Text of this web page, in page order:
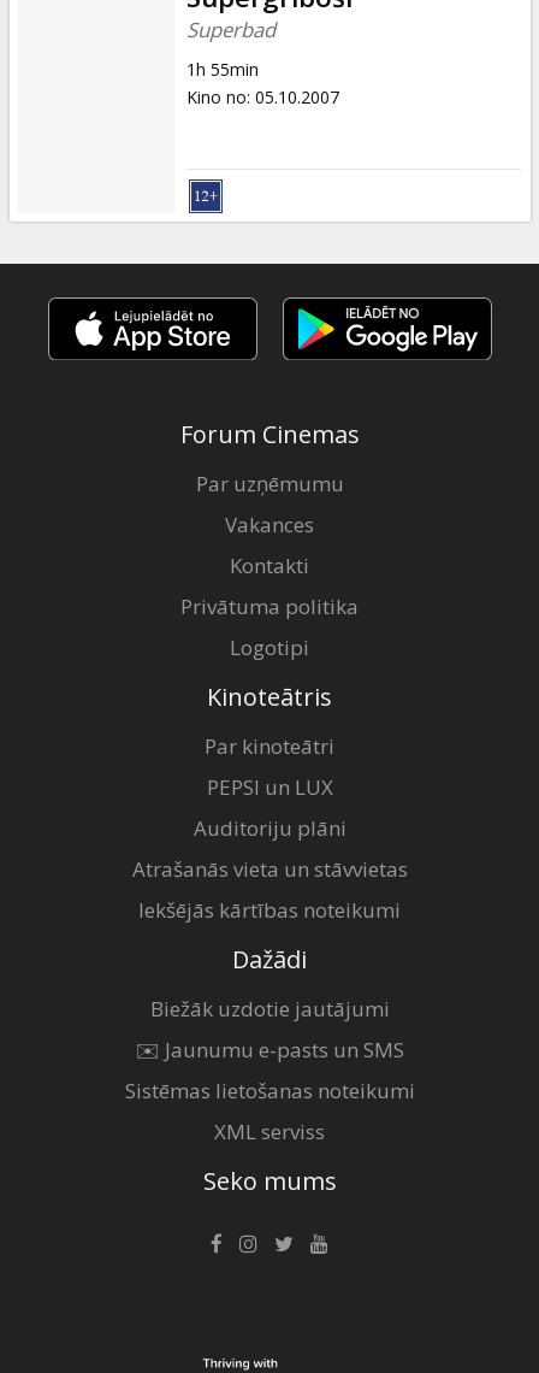
Superbad
1h 55min
Kino no: 05.10.2007
Forum Cinemas
Par uzņēmumu
Vakances
Kontakti
Privātuma politika
Logotipi
Kinoteātris
Par kinoteātri
PEPSI un LUX
Auditoriju plāni
Atrašanās vieta un stāvvietas
Iekšējās kārtības noteikumi
Dažādi
Biežāk uzdotie jautājumi
✉️ Jaunumu e-pasts un SMS
Sistēmas lietošanas noteikumi
XML serviss
Seko mums